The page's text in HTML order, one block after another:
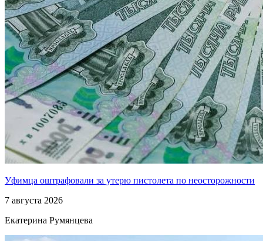
Уфимца оштрафовали за утерю пистолета по неосторожности
7 августа 2026
Екатерина Румянцева